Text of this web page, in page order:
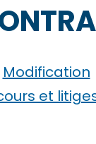
Modification
et